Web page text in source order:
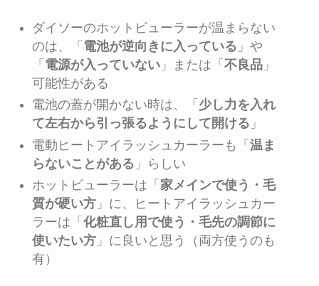
ダイソーのホットビューラーが温まらない
のは、「 電池が逆向きに入っている 」や
「 電源が入っていない」または「 不良品」
可能性がある
電池の蓋が開かない時は、「 少し力を入れ
て左右から引っ張るようにして開ける 」
電動ヒートアイラッシュカーラーも「 温ま
らないことがある 」らしい
ホットビューラーは「 家メインで使う・毛
質が硬い方」に、ヒートアイラッシュカー
ラーは「 化粧直し用で使う・毛先の調節に
使いたい方」に良いと思う（両方使うのも
有）